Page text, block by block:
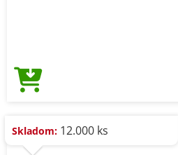
Skladom: 12.000 ks